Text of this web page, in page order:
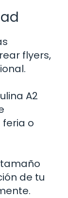
flyers,
A2
o
de tu